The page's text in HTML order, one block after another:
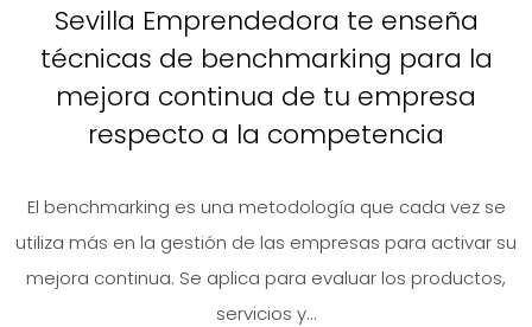
Sevilla Emprendedora te enseña
técnicas de benchmarking para la
mejora continua de tu empresa
respecto a la competencia
El benchmarking es una metodología que cada vez se
utiliza más en la gestión de las empresas para activar su
mejora continua. Se aplica para evaluar los productos,
servicios y...